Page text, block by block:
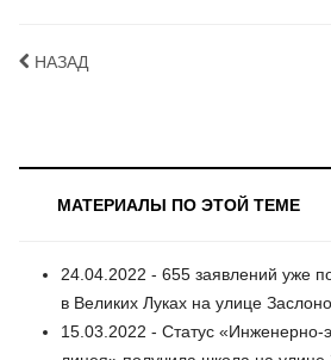
НАЗАД
МАТЕРИАЛЫ ПО ЭТОЙ ТЕМЕ
24.04.2022 - 655 заявлений уже
в Великих Луках на улице
15.03.2022 - Статус «Инженерно-